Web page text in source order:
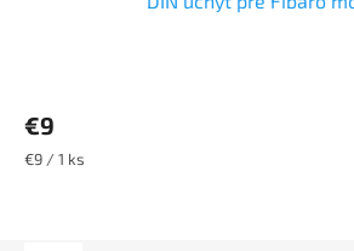
€9
Jednotková
€9 / 1 ks